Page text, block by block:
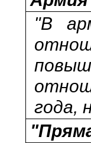
"В
года,